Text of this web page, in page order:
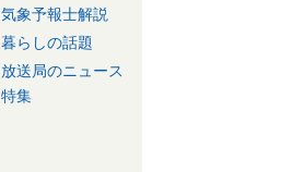
気象予報士解説
暮らしの話題
放送局のニュース
特集